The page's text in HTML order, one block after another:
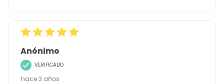
Anónimo
VERIFICADO
hace 3 años